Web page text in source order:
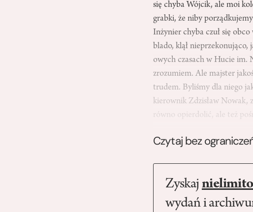
się chyba Wójcik, ale moi
grabki, że niby
Inżynier chyba czuł się
blado, klął nieprzekonująco,
owych czasach w Hucie im.
zrozumiem. Ale majster
trudem. Byliśmy dla niego
kierownik Zdzisław Nowak,
równo opierdolić, ale też
Czytaj bez
Zyskaj
wydań i